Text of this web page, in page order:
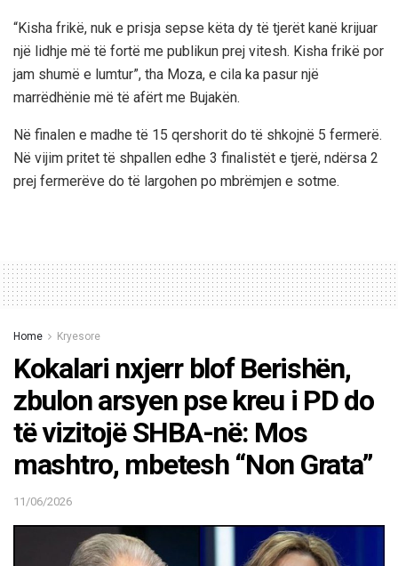
“Kisha frikë, nuk e prisja sepse këta dy të tjerët kanë krijuar
një lidhje më të fortë me publikun prej vitesh. Kisha frikë por
jam shumë e lumtur”, tha Moza, e cila ka pasur një
marrëdhënie më të afërt me Bujakën.
Në finalen e madhe të 15 qershorit do të shkojnë 5 fermerë.
Në vijim pritet të shpallen edhe 3 finalistët e tjerë, ndërsa 2
prej fermerëve do të largohen po mbrëmjen e sotme.
Home Kryesore
Kokalari nxjerr blof Berishën,
zbulon arsyen pse kreu i PD do
të vizitojë SHBA-në: Mos
mashtro, mbetesh “Non Grata”
11/06/2026